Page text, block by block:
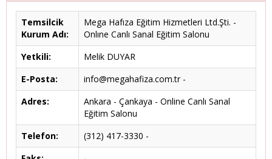
Temsilcik
Kurum Adı:
Mega Hafıza Eğitim Hizmetleri Ltd.Şti. -
Onlıne Canlı Sanal Eğitim Salonu
Yetkili:
Melik DUYAR
E-Posta:
info@megahafiza.com.tr -
Adres:
Ankara - Çankaya - Online Canlı Sanal
Eğitim Salonu
Telefon:
(312) 417-3330 -